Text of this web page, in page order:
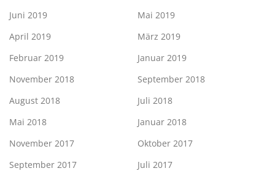
Juni 2019
Mai 2019
April 2019
März 2019
Februar 2019
Januar 2019
November 2018
September 2018
August 2018
Juli 2018
Mai 2018
Januar 2018
November 2017
Oktober 2017
September 2017
Juli 2017